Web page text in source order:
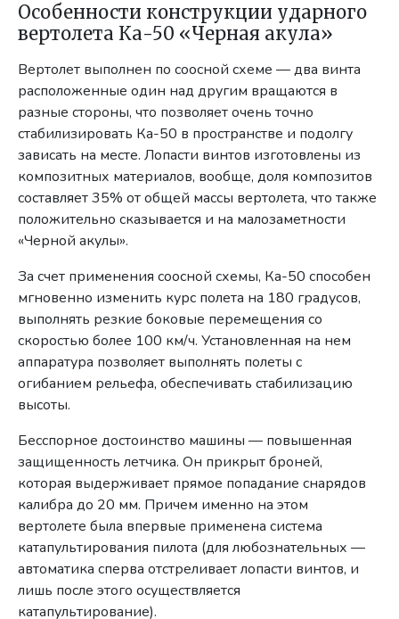
Особенности конструкции ударного
вертолета Ка-50 «Черная акула»
Вертолет выполнен по соосной схеме — два винта
расположенные один над другим вращаются в
разные стороны, что позволяет очень точно
стабилизировать Ка-50 в пространстве и подолгу
зависать на месте. Лопасти винтов изготовлены из
композитных материалов, вообще, доля композитов
составляет 35% от общей массы вертолета, что также
положительно сказывается и на малозаметности
«Черной акулы».
За счет применения соосной схемы, Ка-50 способен
мгновенно изменить курс полета на 180 градусов,
выполнять резкие боковые перемещения со
скоростью более 100 км/ч. Установленная на нем
аппаратура позволяет выполнять полеты с
огибанием рельефа, обеспечивать стабилизацию
высоты.
Бесспорное достоинство машины — повышенная
защищенность летчика. Он прикрыт броней,
которая выдерживает прямое попадание снарядов
калибра до 20 мм. Причем именно на этом
вертолете была впервые применена система
катапультирования пилота (для любознательных —
автоматика сперва отстреливает лопасти винтов, и
лишь после этого осуществляется
катапультирование).